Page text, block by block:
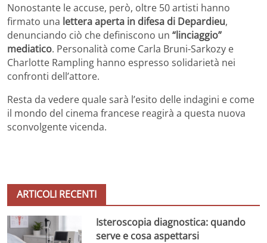
Nonostante le accuse, però, oltre 50 artisti hanno
firmato una lettera aperta in difesa di Depardieu,
denunciando ciò che definiscono un “linciaggio”
mediatico. Personalità come Carla Bruni-Sarkozy e
Charlotte Rampling hanno espresso solidarietà nei
confronti dell’attore.
Resta da vedere quale sarà l’esito delle indagini e come
il mondo del cinema francese reagirà a questa nuova
sconvolgente vicenda.
ARTICOLI RECENTI
Isteroscopia diagnostica: quando
serve e cosa aspettarsi